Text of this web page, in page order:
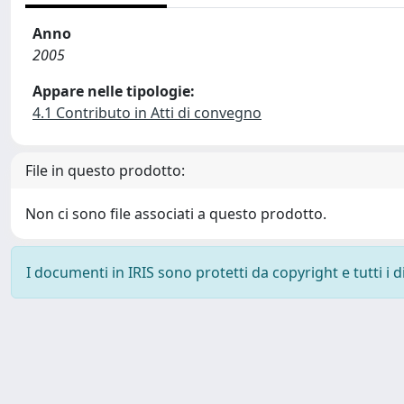
Anno
2005
Appare nelle tipologie:
4.1 Contributo in Atti di convegno
File in questo prodotto:
Non ci sono file associati a questo prodotto.
I documenti in IRIS sono protetti da copyright e tutti i